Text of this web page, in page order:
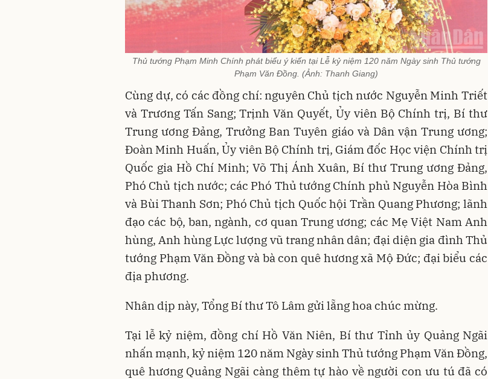
Thủ tướng Phạm Minh Chính phát biểu ý kiến tại Lễ kỷ niệm 120 năm Ngày sinh Thủ tướng
Phạm Văn Đồng. (Ảnh: Thanh Giang)
Cùng dự, có các đồng chí: nguyên Chủ tịch nước Nguyễn Minh Triết
và Trương Tấn Sang; Trịnh Văn Quyết, Ủy viên Bộ Chính trị, Bí thư
Trung ương Đảng, Trưởng Ban Tuyên giáo và Dân vận Trung ương;
Đoàn Minh Huấn, Ủy viên Bộ Chính trị, Giám đốc Học viện Chính trị
Quốc gia Hồ Chí Minh; Võ Thị Ánh Xuân, Bí thư Trung ương Đảng,
Phó Chủ tịch nước; các Phó Thủ tướng Chính phủ Nguyễn Hòa Bình
và Bùi Thanh Sơn; Phó Chủ tịch Quốc hội Trần Quang Phương; lãnh
đạo các bộ, ban, ngành, cơ quan Trung ương; các Mẹ Việt Nam Anh
hùng, Anh hùng Lực lượng vũ trang nhân dân; đại diện gia đình Thủ
tướng Phạm Văn Đồng và bà con quê hương xã Mộ Đức; đại biểu các
địa phương.
Nhân dịp này, Tổng Bí thư Tô Lâm gửi lẵng hoa chúc mừng.
Tại lễ kỷ niệm, đồng chí Hồ Văn Niên, Bí thư Tỉnh ủy Quảng Ngãi
nhấn mạnh, kỷ niệm 120 năm Ngày sinh Thủ tướng Phạm Văn Đồng,
quê hương Quảng Ngãi càng thêm tự hào về người con ưu tú đã có